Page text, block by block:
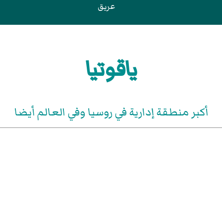
عريق
ياقوتيا
أكبر منطقة إدارية في روسيا وفي العالم أيضا